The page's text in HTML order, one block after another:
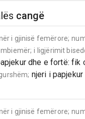
cangë
i gjinisë femërore;
mbiemër; i ligjërimit
njeri i papjekur
i gjinisë femërore;